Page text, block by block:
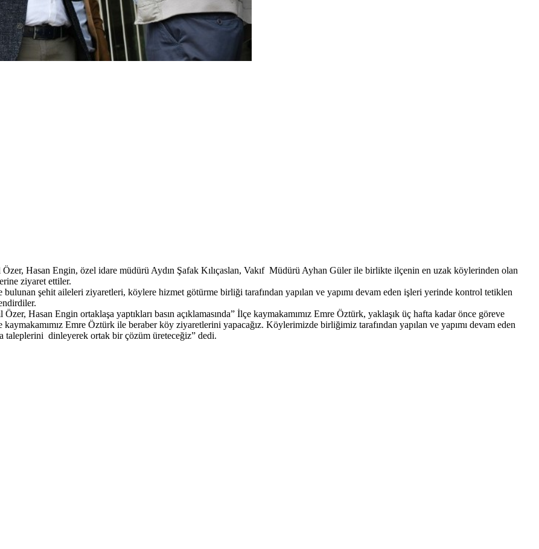
Hasan Engin, özel idare müdürü Aydın Şafak Kılıçaslan, Vakıf Müdürü Ayhan Güler ile birlikte ilçenin en uzak köylerinden olan
ziyaret ettiler.
şehit aileleri ziyaretleri, köylere hizmet götürme birliği tarafından yapılan ve yapımı devam eden işleri yerinde kontrol tetiklen
Hasan Engin ortaklaşa yaptıkları basın açıklamasında” İlçe kaymakamımız Emre Öztürk, yaklaşık üç hafta kadar önce göreve
Emre Öztürk ile beraber köy ziyaretlerini yapacağız. Köylerimizde birliğimiz tarafından yapılan ve yapımı devam eden
taleplerini dinleyerek ortak bir çözüm üreteceğiz” dedi.